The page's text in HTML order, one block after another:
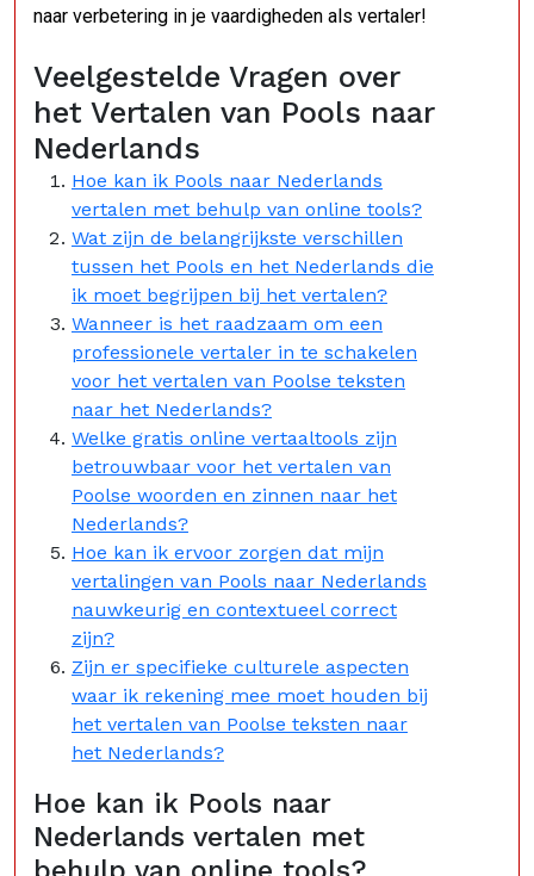
naar verbetering in je vaardigheden als vertaler!
Veelgestelde Vragen over
het Vertalen van Pools naar
Nederlands
Hoe kan ik Pools naar Nederlands
vertalen met behulp van online tools?
Wat zijn de belangrijkste verschillen
tussen het Pools en het Nederlands die
ik moet begrijpen bij het vertalen?
Wanneer is het raadzaam om een
professionele vertaler in te schakelen
voor het vertalen van Poolse teksten
naar het Nederlands?
Welke gratis online vertaaltools zijn
betrouwbaar voor het vertalen van
Poolse woorden en zinnen naar het
Nederlands?
Hoe kan ik ervoor zorgen dat mijn
vertalingen van Pools naar Nederlands
nauwkeurig en contextueel correct
zijn?
Zijn er specifieke culturele aspecten
waar ik rekening mee moet houden bij
het vertalen van Poolse teksten naar
het Nederlands?
Hoe kan ik Pools naar
Nederlands vertalen met